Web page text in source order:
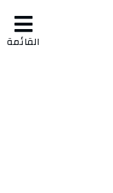
القائمة